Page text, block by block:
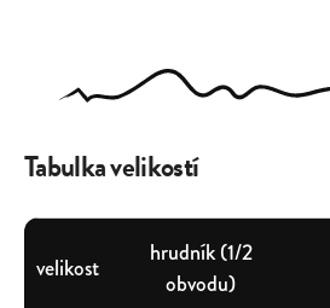
Tabulka velikostí
velikost
hrudník (1/2
obvodu)